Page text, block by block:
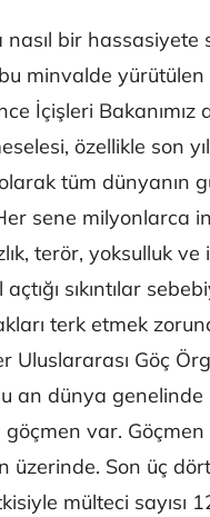
nasıl bir hassasiyete
minvalde yürütülen
İçişleri Bakanımız
özellikle son
tüm dünyanın
sene milyonlarca
terör, yoksulluk ve
sıkıntılar
terk etmek
Uluslararası Göç
an dünya genelinde
var. Göçmen
üzerinde. Son üç
mülteci sayısı